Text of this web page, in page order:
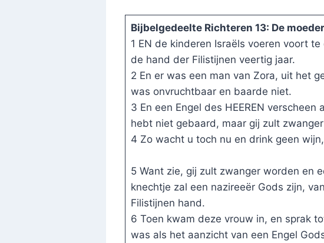
Bijbelgedeelte Richteren 13: De
1 EN de kinderen Israëls voeren voort
de hand der Filistijnen veertig jaar.
2 En er was een man van Zora, uit het
was onvruchtbaar en baarde niet.
3 En een Engel des HEEREN
hebt niet gebaard, maar gij zult
4 Zo wacht u toch nu en drink geen
5 Want zie, gij zult zwanger worden en
knechtje zal een nazireeër Gods zijn, van
Filistijnen hand.
6 Toen kwam deze vrouw in, en sprak
was als het aanzicht van een Engel